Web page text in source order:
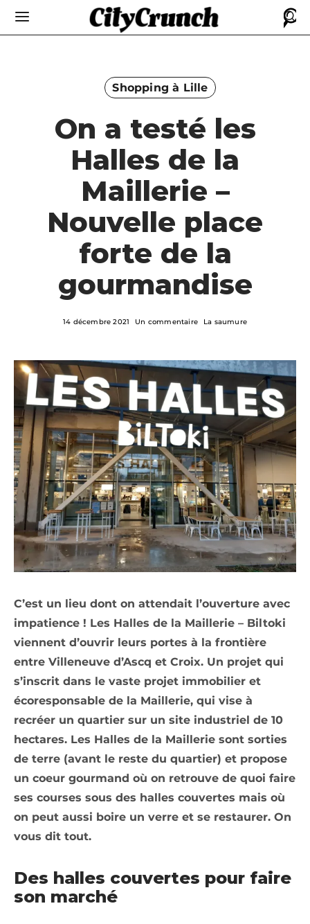
Shopping à Lille
On a testé les
Halles de la
Maillerie –
Nouvelle place
forte de la
gourmandise
14 décembre 2021 Un commentaire La saumure
C’est un lieu dont on attendait l’ouverture avec
impatience ! Les Halles de la Maillerie – Biltoki
viennent d’ouvrir leurs portes à la frontière
entre Villeneuve d’Ascq et Croix. Un projet qui
s’inscrit dans le vaste projet immobilier et
écoresponsable de la Maillerie, qui vise à
recréer un quartier sur un site industriel de 10
hectares. Les Halles de la Maillerie sont sorties
de terre (avant le reste du quartier) et propose
un coeur gourmand où on retrouve de quoi faire
ses courses sous des halles couvertes mais où
on peut aussi boire un verre et se restaurer. On
vous dit tout.
Des halles couvertes pour faire
son marché